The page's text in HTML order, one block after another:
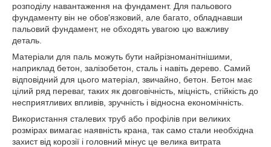
розподілу навантаження на фундамент. Для пальового
фундаменту він не обов'язковий, але багато, обладнавши
пальовий фундамент, не обходять увагою цю важливу
деталь.
Матеріали для паль можуть бути найрізноманітнішими,
наприклад бетон, залізобетон, сталь і навіть дерево. Самий
відповідний для цього матеріал, звичайно, бетон. Бетон має
цілий ряд переваг, таких як довговічність, міцність, стійкість до
несприятливих впливів, зручність і відносна економічність.
Використання сталевих труб або профілів при великих
розмірах вимагає наявність крана, так само стали необхідна
захист від корозії і головний мінус це велика витрата